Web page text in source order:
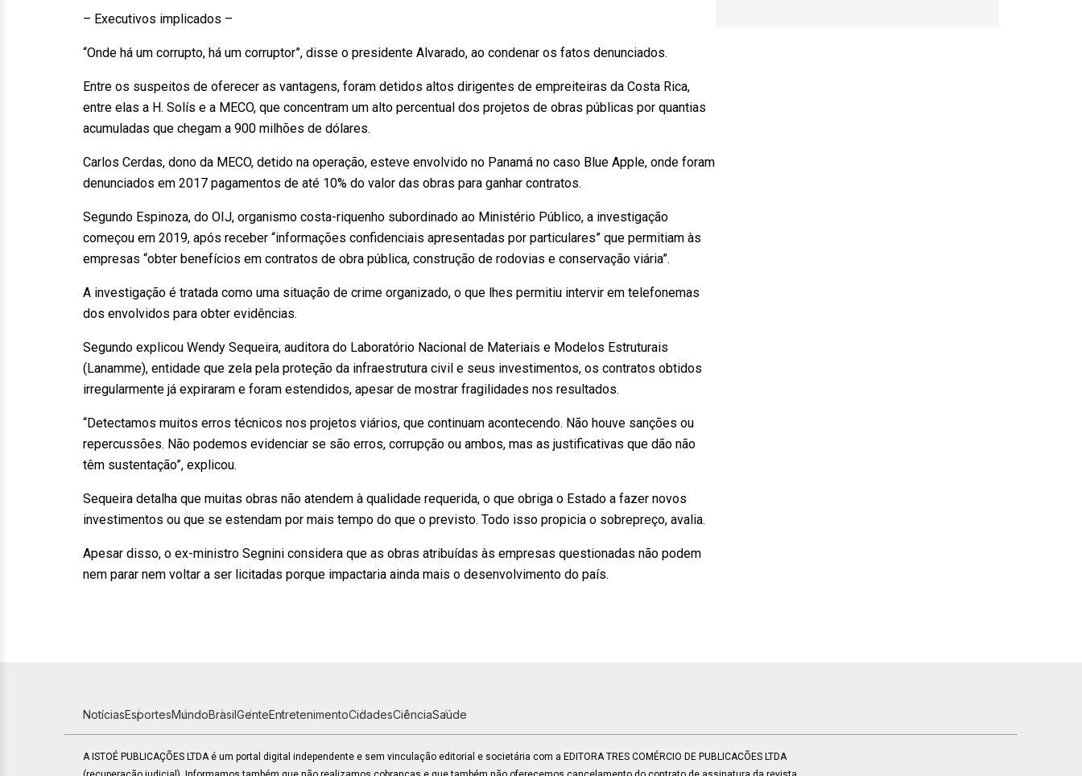
– Executivos implicados –
“Onde há um corrupto, há um corruptor”, disse o presidente Alvarado, ao condenar os fatos denunciados.
Entre os suspeitos de oferecer as vantagens, foram detidos altos dirigentes de empreiteiras da Costa Rica,
entre elas a H. Solís e a MECO, que concentram um alto percentual dos projetos de obras públicas por quantias
acumuladas que chegam a 900 milhões de dólares.
Carlos Cerdas, dono da MECO, detido na operação, esteve envolvido no Panamá no caso Blue Apple, onde foram
denunciados em 2017 pagamentos de até 10% do valor das obras para ganhar contratos.
Segundo Espinoza, do OIJ, organismo costa-riquenho subordinado ao Ministério Público, a investigação
começou em 2019, após receber “informações confidenciais apresentadas por particulares” que permitiam às
empresas “obter benefícios em contratos de obra pública, construção de rodovias e conservação viária”.
A investigação é tratada como uma situação de crime organizado, o que lhes permitiu intervir em telefonemas
dos envolvidos para obter evidências.
Segundo explicou Wendy Sequeira, auditora do Laboratório Nacional de Materiais e Modelos Estruturais
(Lanamme), entidade que zela pela proteção da infraestrutura civil e seus investimentos, os contratos obtidos
irregularmente já expiraram e foram estendidos, apesar de mostrar fragilidades nos resultados.
“Detectamos muitos erros técnicos nos projetos viários, que continuam acontecendo. Não houve sanções ou
repercussões. Não podemos evidenciar se são erros, corrupção ou ambos, mas as justificativas que dão não
têm sustentação”, explicou.
Sequeira detalha que muitas obras não atendem à qualidade requerida, o que obriga o Estado a fazer novos
investimentos ou que se estendam por mais tempo do que o previsto. Todo isso propicia o sobrepreço, avalia.
Apesar disso, o ex-ministro Segnini considera que as obras atribuídas às empresas questionadas não podem
nem parar nem voltar a ser licitadas porque impactaria ainda mais o desenvolvimento do país.
NotíciasEsportesMundoBrasilGenteEntretenimentoCidadesCiênciaSaúde
A ISTOÉ PUBLICAÇÕES LTDA é um portal digital independente e sem vinculação editorial e societária com a EDITORA TRES COMÉRCIO DE PUBLICACÕES LTDA